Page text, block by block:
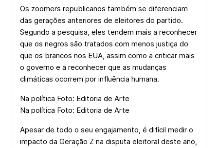
Os zoomers republicanos também se diferenciam
das gerações anteriores de eleitores do partido.
Segundo a pesquisa, eles tendem mais a reconhecer
que os negros são tratados com menos justiça do
que os brancos nos EUA, assim como a criticar mais
o governo e a reconhecer que as mudanças
climáticas ocorrem por influência humana.
Na política Foto: Editoria de Arte
Na política Foto: Editoria de Arte
Apesar de todo o seu engajamento, é difícil medir o
impacto da Geração Z na disputa eleitoral deste ano,